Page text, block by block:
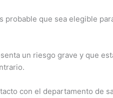
que sea elegible
un riesgo grave y que
con el departamento de